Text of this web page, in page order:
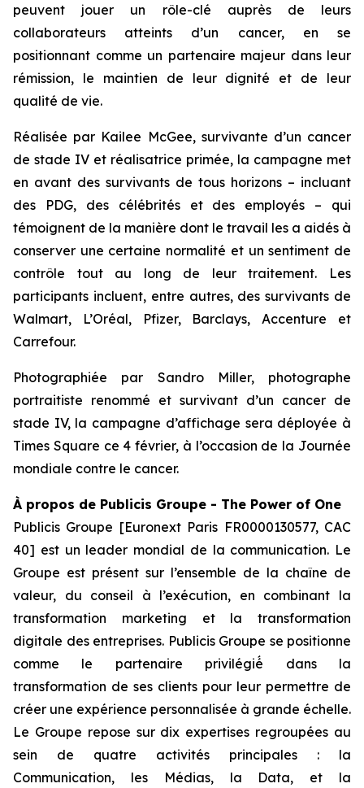
peuvent jouer un rôle-clé auprès de leurs
collaborateurs atteints d’un cancer, en se
positionnant comme un partenaire majeur dans leur
rémission, le maintien de leur dignité et de leur
qualité de vie.
Réalisée par Kailee McGee, survivante d’un cancer
de stade IV et réalisatrice primée, la campagne met
en avant des survivants de tous horizons – incluant
des PDG, des célébrités et des employés – qui
témoignent de la manière dont le travail les a aidés à
conserver une certaine normalité et un sentiment de
contrôle tout au long de leur traitement. Les
participants incluent, entre autres, des survivants de
Walmart, L’Oréal, Pfizer, Barclays, Accenture et
Carrefour.
Photographiée par Sandro Miller, photographe
portraitiste renommé et survivant d’un cancer de
stade IV, la campagne d’affichage sera déployée à
Times Square ce 4 février, à l’occasion de la Journée
mondiale contre le cancer.
À propos de Publicis Groupe - The Power of One
Publicis Groupe [Euronext Paris FR0000130577, CAC
40] est un leader mondial de la communication. Le
Groupe est présent sur l’ensemble de la chaîne de
valeur, du conseil à l’exécution, en combinant la
transformation marketing et la transformation
digitale des entreprises. Publicis Groupe se positionne
comme le partenaire privilégié́ dans la
transformation de ses clients pour leur permettre de
créer une expérience personnalisée à grande échelle.
Le Groupe repose sur dix expertises regroupées au
sein de quatre activités principales : la
Communication, les Médias, la Data, et la